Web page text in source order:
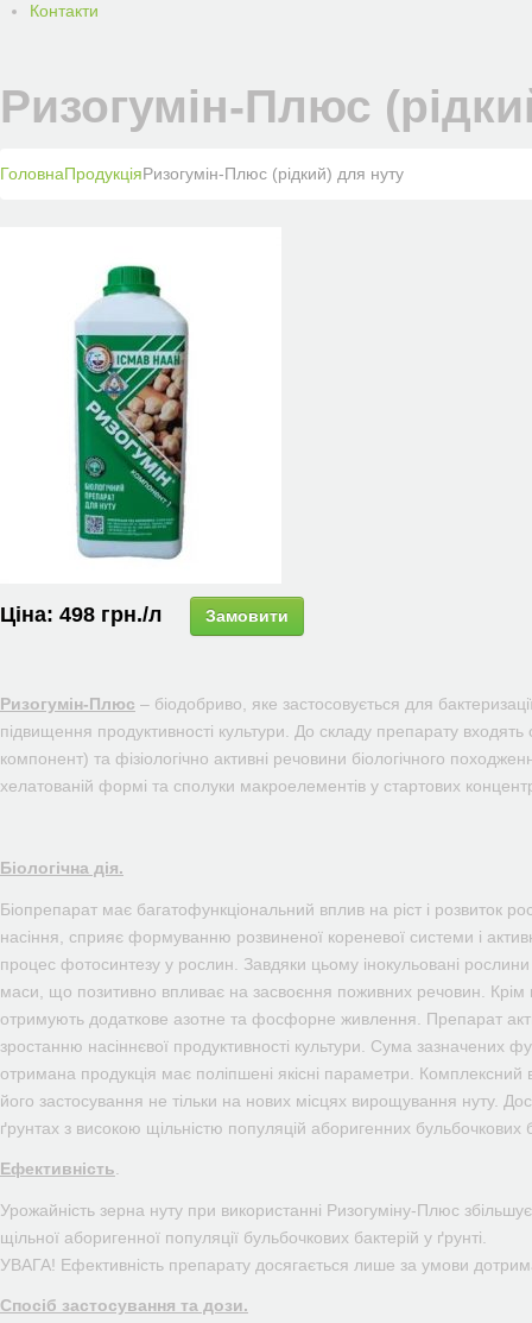
Контакти
Ризогумін-Плюс
ГоловнаПродукціяРизогумін-Плюс (рідкий) для нуту
Ціна: 498 грн./л Замовити
Ризогумін-Плюс – біодобриво, яке застосовується для
підвищення продуктивності культури. До складу препарату входять
компонент) та фізіологічно активні речовини біологічного
хелатованій формі та сполуки макроелементів у стартових
Біологічна дія.
Біопрепарат має багатофункціональний вплив на ріст і розвиток
насіння, сприяє формуванню розвиненої кореневої системи і
процес фотосинтезу у рослин. Завдяки цьому інокульовані
маси, що позитивно впливає на засвоєння поживних речовин. Крім
отримують додаткове азотне та фосфорне живлення. Препарат
зростанню насіннєвої продуктивності культури. Сума зазначених
отримана продукція має поліпшені якісні параметри.
його застосування не тільки на нових місцях вирощування нуту.
ґрунтах з високою щільністю популяцій аборигенних бульбочкових
Ефективність
Урожайність зерна нуту при використанні Ризогуміну-Плюс
щільної аборигенної популяції бульбочкових бактерій у ґрунті.
УВАГА! Ефективність препарату досягається лише за умови
Спосіб застосування та дози.